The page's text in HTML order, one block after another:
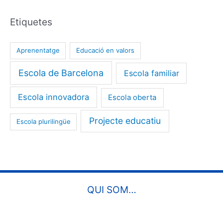
Etiquetes
Aprenentatge Educació en valors
Escola de Barcelona Escola familiar
Escola innovadora Escola oberta
Escola plurilingüe Projecte educatiu
QUI SOM…